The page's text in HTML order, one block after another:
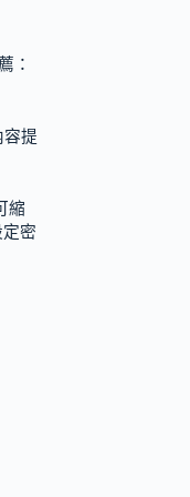
：
容提
縮
密